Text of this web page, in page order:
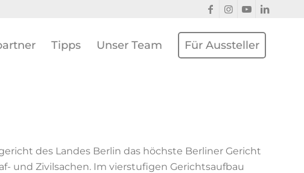
Tipps Unser Team Für Aussteller
des Landes Berlin das höchste Berliner Gericht
und Zivilsachen. Im vierstufigen Gerichtsaufbau